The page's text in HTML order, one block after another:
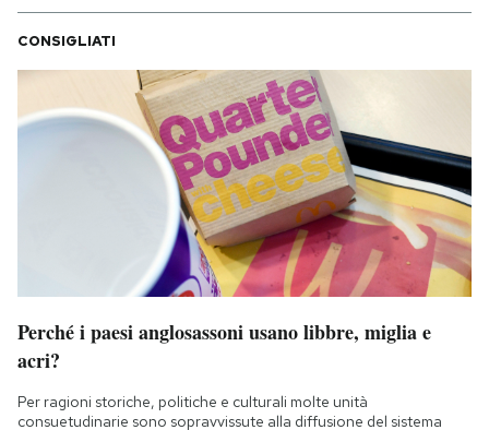
CONSIGLIATI
Perché i paesi anglosassoni usano libbre, miglia e
acri?
Per ragioni storiche, politiche e culturali molte unità
consuetudinarie sono sopravvissute alla diffusione del sistema